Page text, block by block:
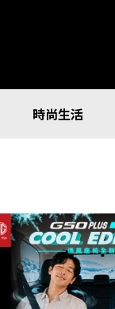
時尚生活